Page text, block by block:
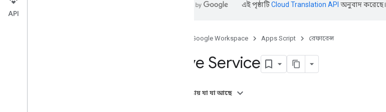
এই পৃষ্ঠাটিCloud Translation API অনুবাদ করেছে।
Google Workspace Apps Script রেফারেন্স
Drive Service
এই পৃষ্ঠায় যা যা আছে
API